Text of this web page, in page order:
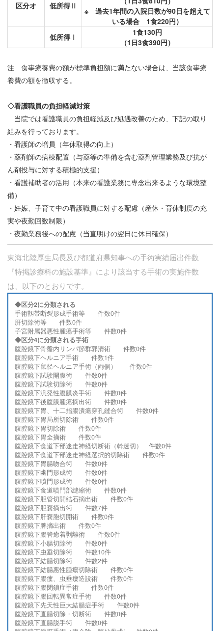
区分オ 低所得Ⅱ
※ 過去1年間の入院日数が90日を超えて
いる場合 1食220円）
低所得Ⅰ
1食130円
（1日3食390円）
注 食事療養費の額が標準負担額に満たない場合は、当該食事療
養費の額を徴収する。
◇看護職員の負担軽減対策
当院では看護職員の負担軽減及び処遇改善のため、下記の取り
組みを行っております。
・看護師の増員（年休取得の向上）
・薬剤師の病棟配置（与薬等の準備を含む薬剤管理業務及び抗が
ん剤投与に対する積極的支援）
・看護補助者の活用（本来の看護業務に専念出来るような環境整
備）
・妊娠、子育て中の看護職員に対する配慮（産休・育休制度の充
実や夜勤回数制限）
・夜勤業務後への配慮（当直明けの翌日に休日確保）
東海北陸厚生局長及び都道府県知事への手術実績届出件数
『特掲診療料の施設基準』により該当する手術の実施件数
は、以下のとおりです。
◆区分2に分類される
手術靱帯断裂形成手術等 件数0件
肝切除術等 件数0件
子宮附属器悪性腫瘍手術等 件数0件
◆区分4に分類される手術
腹腔鏡下骨盤内リンパ節群郭清術 件数0件
腹腔鏡下ヘルニア手術 件数1件
腹腔鏡下鼠径ヘルニア手術（両側） 件数0件
腹腔鏡下試験開腹術 件数0件
腹腔鏡下試験切除術 件数0件
腹腔鏡下汎発性腹膜炎手術 件数0件
腹腔鏡下後腹膜腫瘍摘出術 件数0件
腹腔鏡下胃、十二指腸潰瘍穿孔縫合術 件数0件
腹腔鏡下胃局所切除術 件数0件
腹腔鏡下胃切除術 件数0件
腹腔鏡下胃全摘術 件数0件
腹腔鏡下食道下部迷走神経切断術（幹迷切） 件数0件
腹腔鏡下食道下部迷走神経選択的切除術 件数0件
腹腔鏡下胃腸吻合術 件数0件
腹腔鏡下幽門形成術 件数0件
腹腔鏡下噴門形成術 件数0件
腹腔鏡下食道噴門部縫縮術 件数0件
腹腔鏡下胆管切開結石摘出術 件数0件
腹腔鏡下胆嚢摘出術 件数7件
腹腔鏡下肝嚢胞切開術 件数0件
腹腔鏡下脾摘出術 件数0件
腹腔鏡下腸管癒着剥離術 件数0件
腹腔鏡下小腸切除術 件数0件
腹腔鏡下虫垂切除術 件数10件
腹腔鏡下結腸切除術 件数2件
腹腔鏡下結腸悪性腫瘍切除術 件数0件
腹腔鏡下腸瘻、虫垂瘻造設術 件数0件
腹腔鏡下腸閉鎖症手術 件数0件
腹腔鏡下腸回転異常症手術 件数0件
腹腔鏡下先天性巨大結腸症手術 件数0件
腹腔鏡下直腸切除・切断術 件数0件
腹腔鏡下直腸脱手術 件数0件